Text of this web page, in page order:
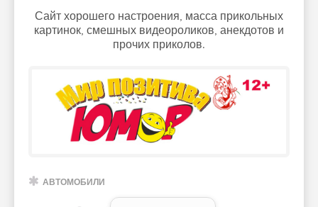
Сайт хорошего настроения, масса прикольных
картинок, смешных видеороликов, анекдотов и
прочих приколов.
АВТОМОБИЛИ